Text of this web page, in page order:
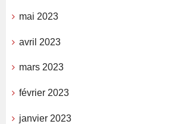
mai 2023
avril 2023
mars 2023
février 2023
janvier 2023